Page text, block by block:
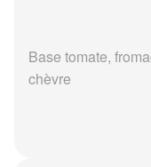
Base tomate,
chèvre